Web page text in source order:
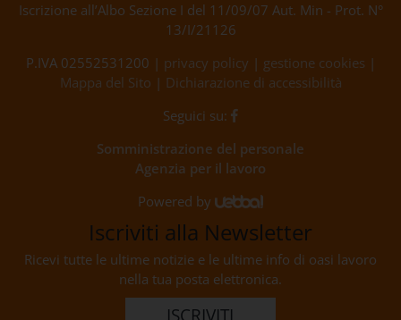
Iscrizione all’Albo Sezione I del 11/09/07 Aut. Min - Prot. N°
13/I/21126
P.IVA 02552531200 | privacy policy | gestione cookies |
Mappa del Sito | Dichiarazione di accessibilità
Seguici su:
Somministrazione del personale
Agenzia per il lavoro
Powered by
Iscriviti alla Newsletter
Ricevi tutte le ultime notizie e le ultime info di oasi lavoro
nella tua posta elettronica.